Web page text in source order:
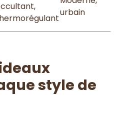
urbain
style de